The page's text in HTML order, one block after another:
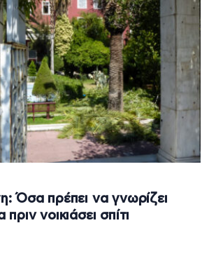
Όσα πρέπει να γνωρίζει
νοικιάσει σπίτι